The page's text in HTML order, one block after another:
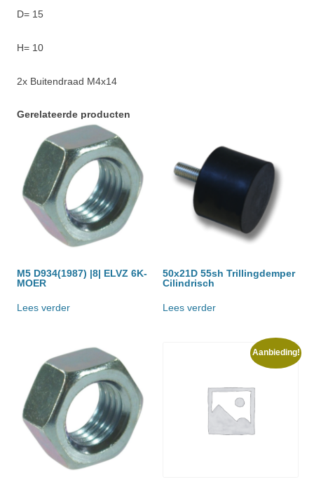
D= 15
H= 10
2x Buitendraad M4x14
Gerelateerde producten
M5 D934(1987) |8| ELVZ 6K-
MOER
Lees verder
50x21D 55sh Trillingdemper
Cilindrisch
Lees verder
Aanbieding!